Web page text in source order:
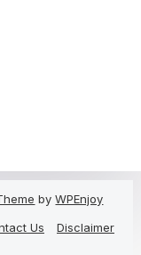
byWPEnjoy
Us
Disclaimer